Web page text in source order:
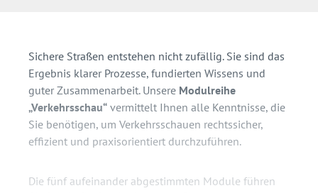
Sichere Straßen entstehen nicht zufällig. Sie sind das
Ergebnis klarer Prozesse, fundierten Wissens und
guter Zusammenarbeit. Unsere Modulreihe
„Verkehrsschau“ vermittelt Ihnen alle Kenntnisse, die
Sie benötigen, um Verkehrsschauen rechtssicher,
effizient und praxisorientiert durchzuführen.
Die fünf aufeinander abgestimmten Module führen